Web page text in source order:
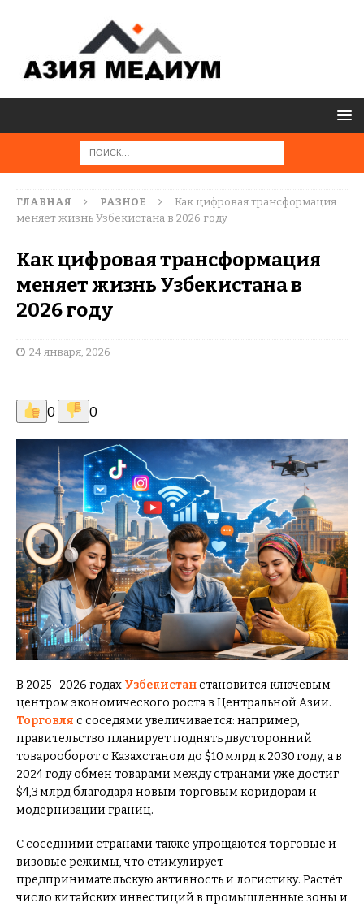
ГЛАВНАЯ РАЗНОЕ
Как цифровая трансформация
меняет жизнь Узбекистана в 2026 году
Как цифровая трансформация
меняет жизнь Узбекистана в
2026 году
24 января, 2026
0 0
В 2025–2026 годах Узбекистанстановится ключевым
центром экономического роста в Центральной Азии.
Торговля с соседями увеличивается: например,
правительство планирует поднять двусторонний
товарооборот с Казахстаном до $10 млрд к 2030 году, а в
2024 году обмен товарами между странами уже достиг
$4,3 млрд благодаря новым торговым коридорам и
модернизации границ.
С соседними странами также упрощаются торговые и
визовые режимы, что стимулирует
предпринимательскую активность и логистику. Растёт
число китайских инвестиций в промышленные зоны и